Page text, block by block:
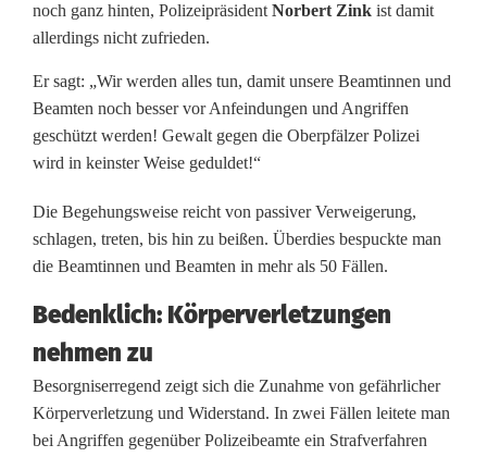
w
l
t
e
g
e
n
O
b
noch ganz hinten, Polizeipräsident Norbert Zink ist damit
allerdings nicht zufrieden.
Er sagt: „Wir werden alles tun, damit unsere Beamtinnen und
Beamten noch besser vor Anfeindungen und Angriffen
geschützt werden! Gewalt gegen die Oberpfälzer Polizei
wird in keinster Weise geduldet!“
Die Begehungsweise reicht von passiver Verweigerung,
schlagen, treten, bis hin zu beißen. Überdies bespuckte man
die Beamtinnen und Beamten in mehr als 50 Fällen.
Bedenklich: Körperverletzungen
nehmen zu
Besorgniserregend zeigt sich die Zunahme von gefährlicher
Körperverletzung und Widerstand. In zwei Fällen leitete man
bei Angriffen gegenüber Polizeibeamte ein Strafverfahren